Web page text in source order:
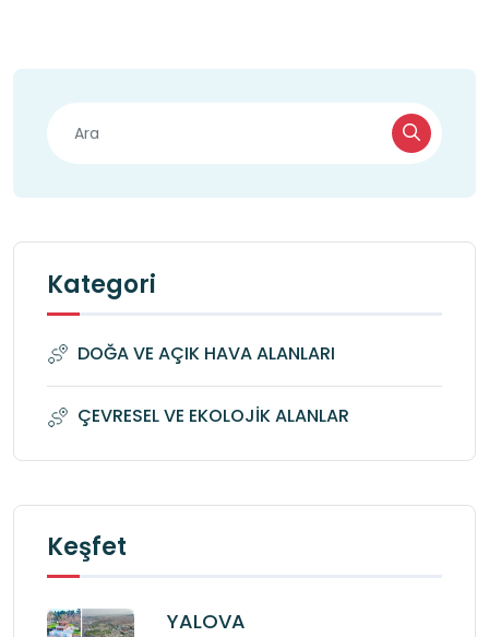
Kategori
DOĞA VE AÇIK HAVA ALANLARI
ÇEVRESEL VE EKOLOJİK ALANLAR
Keşfet
YALOVA